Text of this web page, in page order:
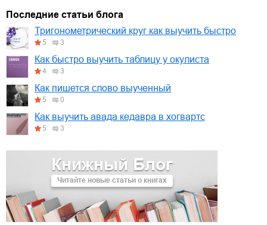
Книжный Блог
Читайте новые статьи о книгах
Последние статьи блога
Тригонометрический круг как выучить быстро
5 3
Как быстро выучить таблицу у окулиста
4 3
Как пишется слово выученный
5 0
Как выучить авада кедавра в хогвартс
5 3